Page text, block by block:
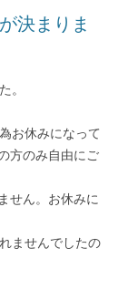
決まりま
。
お休みになって
方のみ自由にご
せん。お休みに
ませんでしたの